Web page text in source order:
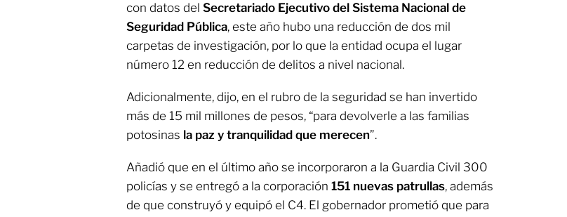
con datos del Secretariado Ejecutivo del Sistema Nacional de
Seguridad Pública, este año hubo una reducción de dos mil
carpetas de investigación, por lo que la entidad ocupa el lugar
número 12 en reducción de delitos a nivel nacional.
Adicionalmente, dijo, en el rubro de la seguridad se han invertido
más de 15 mil millones de pesos, “para devolverle a las familias
potosinas la paz y tranquilidad que merecen”.
Añadió que en el último año se incorporaron a la Guardia Civil 300
policías y se entregó a la corporación 151 nuevas patrullas, además
de que construyó y equipó el C4. El gobernador prometió que para